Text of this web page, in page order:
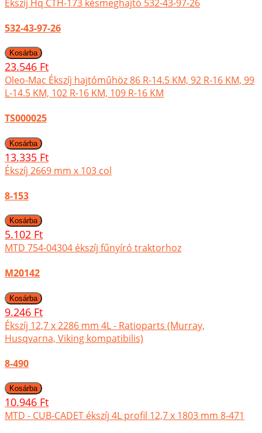
Ékszíj Hq CTH-173 késmeghajtó 532-43-97-26
532-43-97-26
23.546 Ft
Oleo-Mac Ékszíj hajtóműhöz 86 R-14.5 KM, 92 R-16 KM, 99
L-14.5 KM, 102 R-16 KM, 109 R-16 KM
TS000025
13.335 Ft
Ékszíj 2669 mm x 103 col
8-153
5.102 Ft
MTD 754-04304 ékszíj fűnyíró traktorhoz
M20142
9.246 Ft
Ékszíj 12,7 x 2286 mm 4L - Ratioparts (Murray,
Husqvarna, Viking kompatibilis)
8-490
10.946 Ft
MTD - CUB-CADET ékszíj 4L profil 12,7 x 1803 mm 8-471